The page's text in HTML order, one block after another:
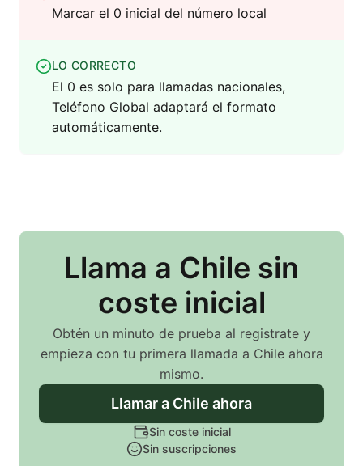
Marcar el 0 inicial del número local
LO CORRECTO
El 0 es solo para llamadas nacionales,
Teléfono Global adaptará el formato
automáticamente.
Llama a Chile sin
coste inicial
Obtén un minuto de prueba al registrate y
empieza con tu primera llamada a Chileahora
mismo.
Llamara Chile ahora
Sin coste inicial
Sin suscripciones